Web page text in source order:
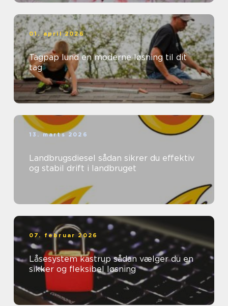
01. april 2026
Tagpap lund en moderne løsning til dit
tag
13. marts 2026
Landbrugsdiesel sådan sikrer du effektiv
og stabil drift i landbruget
07. februar 2026
Låsesystem kastrup sådan vælger du en
sikker og fleksibel løsning